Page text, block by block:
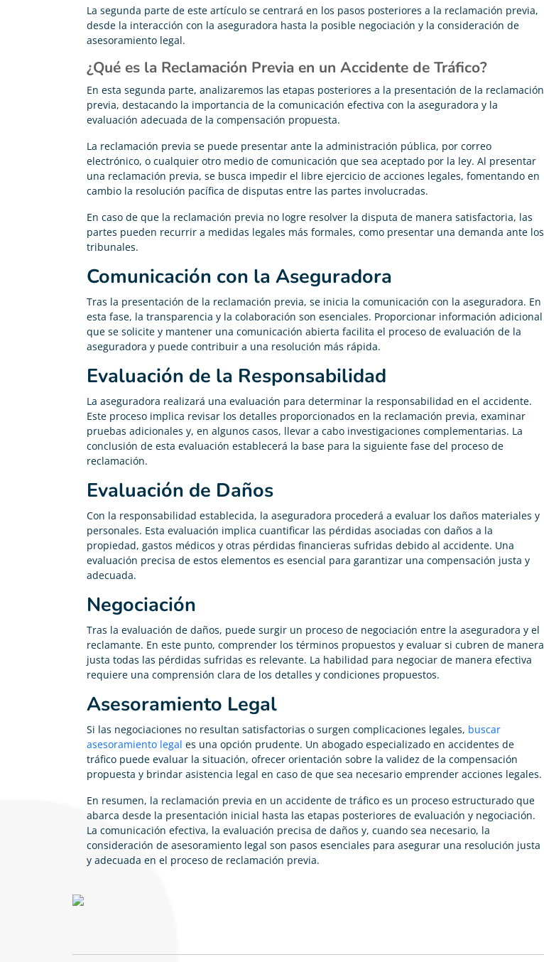
La segunda parte de este artículo se centrará en los pasos posteriores a la reclamación previa,
desde la interacción con la aseguradora hasta la posible negociación y la consideración de
asesoramiento legal.
¿Qué es la Reclamación Previa en un Accidente de Tráfico?
En esta segunda parte, analizaremos las etapas posteriores a la presentación de la reclamación
previa, destacando la importancia de la comunicación efectiva con la aseguradora y la
evaluación adecuada de la compensación propuesta.
La reclamación previa se puede presentar ante la administración pública, por correo
electrónico, o cualquier otro medio de comunicación que sea aceptado por la ley. Al presentar
una reclamación previa, se busca impedir el libre ejercicio de acciones legales, fomentando en
cambio la resolución pacífica de disputas entre las partes involucradas.
En caso de que la reclamación previa no logre resolver la disputa de manera satisfactoria, las
partes pueden recurrir a medidas legales más formales, como presentar una demanda ante los
tribunales.
Comunicación con la Aseguradora
Tras la presentación de la reclamación previa, se inicia la comunicación con la aseguradora. En
esta fase, la transparencia y la colaboración son esenciales. Proporcionar información adicional
que se solicite y mantener una comunicación abierta facilita el proceso de evaluación de la
aseguradora y puede contribuir a una resolución más rápida.
Evaluación de la Responsabilidad
La aseguradora realizará una evaluación para determinar la responsabilidad en el accidente.
Este proceso implica revisar los detalles proporcionados en la reclamación previa, examinar
pruebas adicionales y, en algunos casos, llevar a cabo investigaciones complementarias. La
conclusión de esta evaluación establecerá la base para la siguiente fase del proceso de
reclamación.
Evaluación de Daños
Con la responsabilidad establecida, la aseguradora procederá a evaluar los daños materiales y
personales. Esta evaluación implica cuantificar las pérdidas asociadas con daños a la
propiedad, gastos médicos y otras pérdidas financieras sufridas debido al accidente. Una
evaluación precisa de estos elementos es esencial para garantizar una compensación justa y
adecuada.
Negociación
Tras la evaluación de daños, puede surgir un proceso de negociación entre la aseguradora y el
reclamante. En este punto, comprender los términos propuestos y evaluar si cubren de manera
justa todas las pérdidas sufridas es relevante. La habilidad para negociar de manera efectiva
requiere una comprensión clara de los detalles y condiciones propuestos.
Asesoramiento Legal
Si las negociaciones no resultan satisfactorias o surgen complicaciones legales, buscar
asesoramiento legal es una opción prudente. Un abogado especializado en accidentes de
tráfico puede evaluar la situación, ofrecer orientación sobre la validez de la compensación
propuesta y brindar asistencia legal en caso de que sea necesario emprender acciones legales.
En resumen, la reclamación previa en un accidente de tráfico es un proceso estructurado que
abarca desde la presentación inicial hasta las etapas posteriores de evaluación y negociación.
La comunicación efectiva, la evaluación precisa de daños y, cuando sea necesario, la
consideración de asesoramiento legal son pasos esenciales para asegurar una resolución justa
y adecuada en el proceso de reclamación previa.